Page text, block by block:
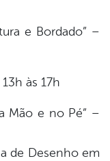
e Bordado” –
às 17h
Mão e no Pé” –
de Desenho em